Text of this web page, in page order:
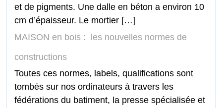
et de pigments. Une dalle en béton a environ 10
cm d’épaisseur. Le mortier […]
MAISON en bois : les nouvelles normes de
constructions
Toutes ces normes, labels, qualifications sont
tombés sur nos ordinateurs à travers les
fédérations du batiment, la presse spécialisée et